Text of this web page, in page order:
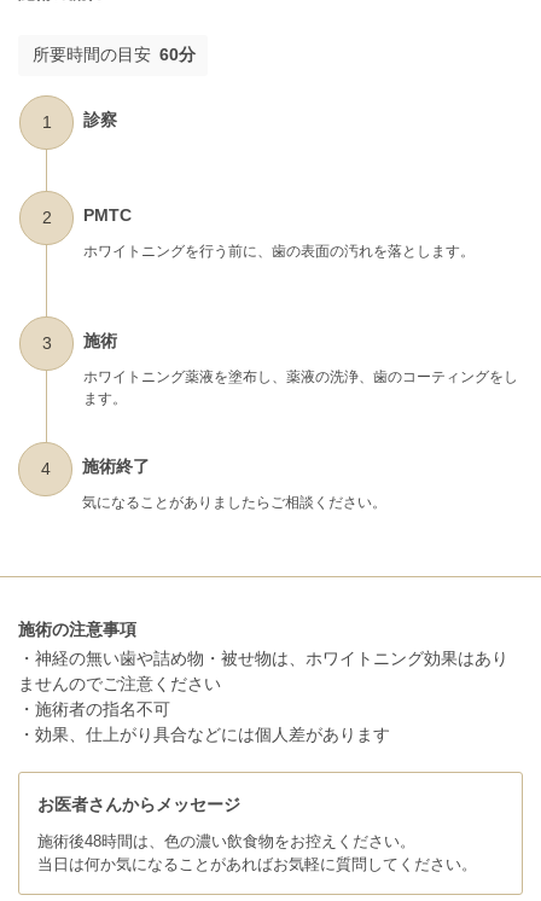
所要時間の目安 60分
1 診察
2 PMTC
ホワイトニングを行う前に、歯の表面の汚れを落とします。
3 施術
ホワイトニング薬液を塗布し、薬液の洗浄、歯のコーティングをし
ます。
4 施術終了
気になることがありましたらご相談ください。
施術の注意事項
・神経の無い歯や詰め物・被せ物は、ホワイトニング効果はあり
ませんのでご注意ください
・施術者の指名不可
・効果、仕上がり具合などには個人差があります
お医者さんからメッセージ
施術後48時間は、色の濃い飲食物をお控えください。
当日は何か気になることがあればお気軽に質問してください。